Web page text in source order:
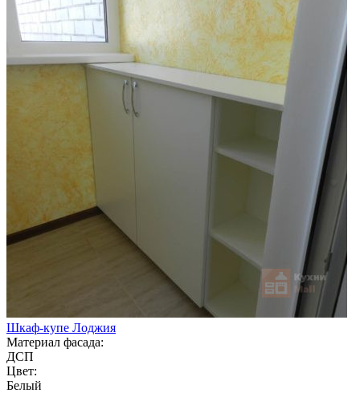
Шкаф-купе Лоджия
Материал фасада:
ДСП
Цвет:
Белый